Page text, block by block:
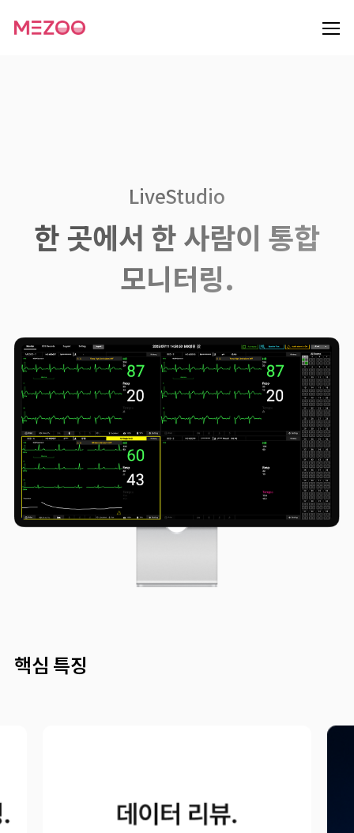
LiveStudio
한 곳에서 한 사람이 통합
모니터링.
핵심 특징